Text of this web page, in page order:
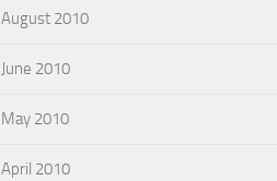
August 2010
June 2010
May 2010
April 2010